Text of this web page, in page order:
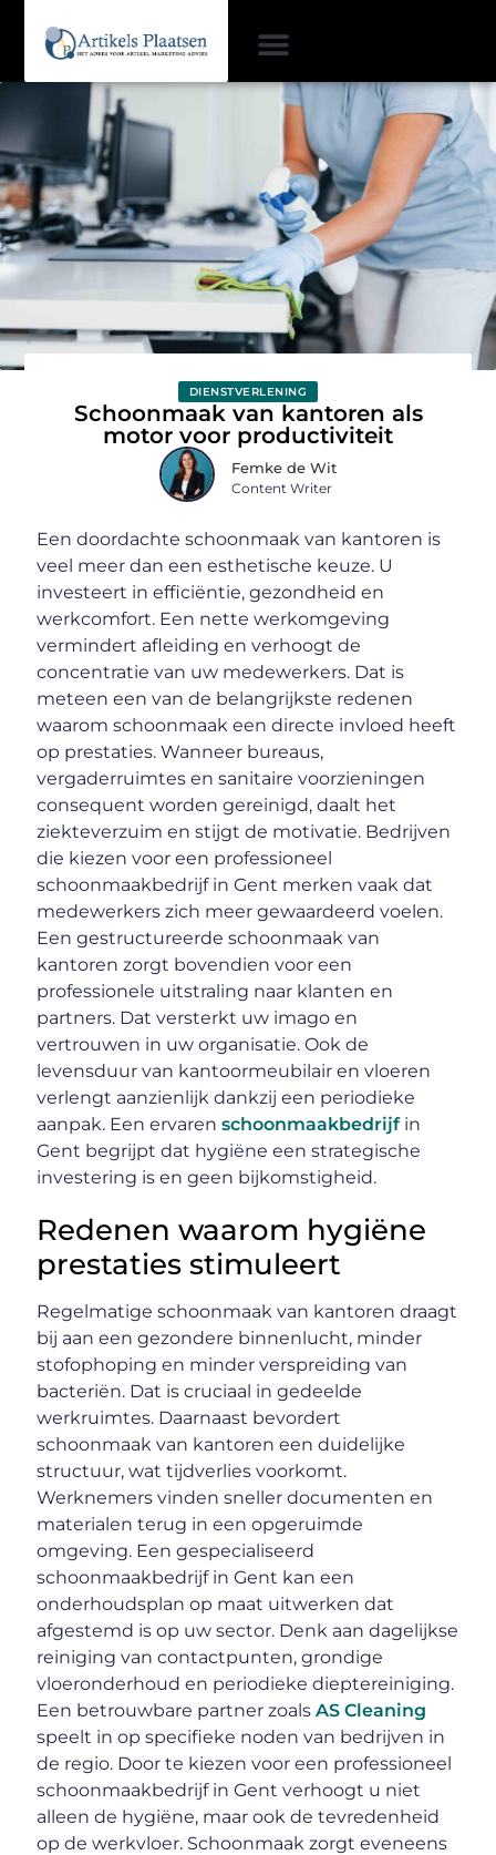
DIENSTVERLENING
Schoonmaak van kantoren als
motor voor productiviteit
Femke de Wit
Content Writer
Een doordachte schoonmaak van kantoren is
veel meer dan een esthetische keuze. U
investeert in efficiëntie, gezondheid en
werkcomfort. Een nette werkomgeving
vermindert afleiding en verhoogt de
concentratie van uw medewerkers. Dat is
meteen een van de belangrijkste redenen
waarom schoonmaak een directe invloed heeft
op prestaties. Wanneer bureaus,
vergaderruimtes en sanitaire voorzieningen
consequent worden gereinigd, daalt het
ziekteverzuim en stijgt de motivatie. Bedrijven
die kiezen voor een professioneel
schoonmaakbedrijf in Gent merken vaak dat
medewerkers zich meer gewaardeerd voelen.
Een gestructureerde schoonmaak van
kantoren zorgt bovendien voor een
professionele uitstraling naar klanten en
partners. Dat versterkt uw imago en
vertrouwen in uw organisatie. Ook de
levensduur van kantoormeubilair en vloeren
verlengt aanzienlijk dankzij een periodieke
aanpak. Een ervarenschoonmaakbedrijfin
Gent begrijpt dat hygiëne een strategische
investering is en geen bijkomstigheid.
Redenen waarom hygiëne
prestaties stimuleert
Regelmatige schoonmaak van kantoren draagt
bij aan een gezondere binnenlucht, minder
stofophoping en minder verspreiding van
bacteriën. Dat is cruciaal in gedeelde
werkruimtes. Daarnaast bevordert
schoonmaak van kantoren een duidelijke
structuur, wat tijdverlies voorkomt.
Werknemers vinden sneller documenten en
materialen terug in een opgeruimde
omgeving. Een gespecialiseerd
schoonmaakbedrijf in Gent kan een
onderhoudsplan op maat uitwerken dat
afgestemd is op uw sector. Denk aan dagelijkse
reiniging van contactpunten, grondige
vloeronderhoud en periodieke dieptereiniging.
Een betrouwbare partner zoalsAS Cleaning
speelt in op specifieke noden van bedrijven in
de regio. Door te kiezen voor een professioneel
schoonmaakbedrijf in Gent verhoogt u niet
alleen de hygiëne, maar ook de tevredenheid
op de werkvloer. Schoonmaak zorgt eveneens